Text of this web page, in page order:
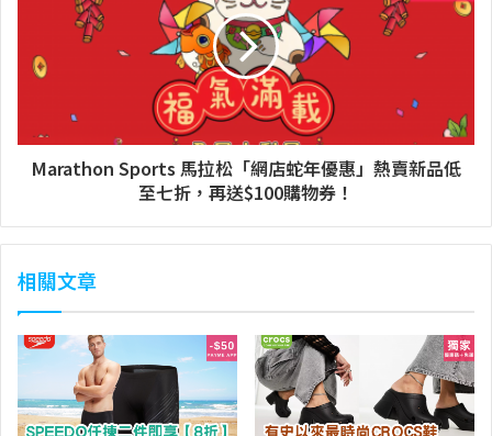
Marathon Sports 馬拉松「網店蛇年優惠」熱賣新品低
至七折，再送$100購物券！
相關文章